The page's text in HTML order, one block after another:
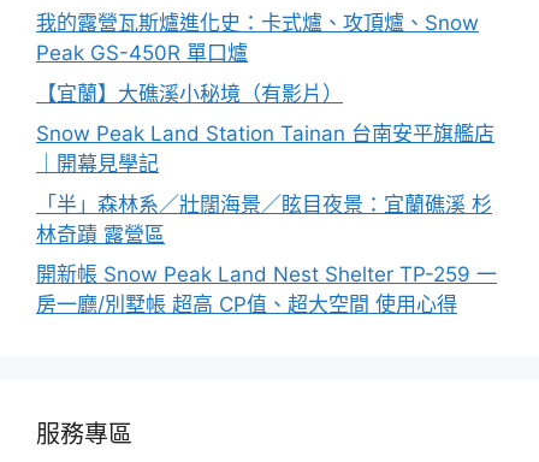
我的露營瓦斯爐進化史：卡式爐、攻頂爐、Snow
Peak GS-450R 單口爐
【宜蘭】大礁溪小秘境（有影片）
Snow Peak Land Station Tainan 台南安平旗艦店
｜開幕見學記
「半」森林系／壯闊海景／眩目夜景：宜蘭礁溪 杉
林奇蹟 露營區
開新帳 Snow Peak Land Nest Shelter TP-259 一
房一廳/別墅帳 超高 CP值、超大空間 使用心得
服務專區